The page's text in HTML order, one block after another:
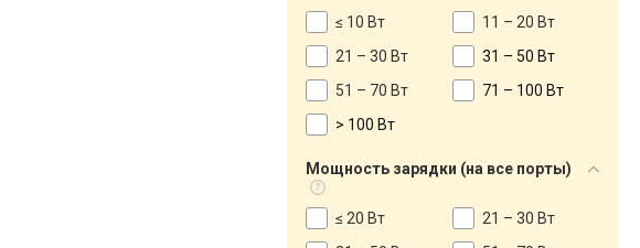
≤ 10 Вт
11 – 20 Вт
21 – 30 Вт
31 – 50 Вт
51 – 70 Вт
71 – 100 Вт
> 100 Вт
Мощность зарядки (на все порты)
≤ 20 Вт
21 – 30 Вт